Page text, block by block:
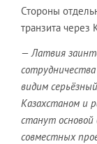
Стороны
транзита через
— Латвия
видим
Казахстаном и
станут
совместных